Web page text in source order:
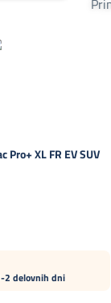
XL FR EV SUV
2 delovnih dni